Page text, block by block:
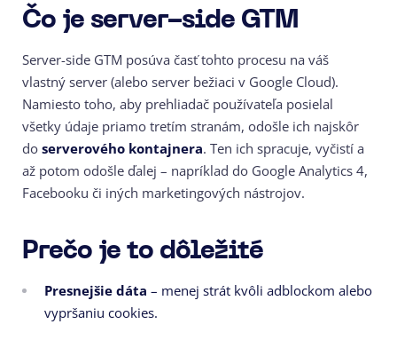
Čo je server-side GTM
Server-side GTM posúva časť tohto procesu na váš
vlastný server (alebo server bežiaci v Google Cloud).
Namiesto toho, aby prehliadač používateľa posielal
všetky údaje priamo tretím stranám, odošle ich najskôr
do serverového kontajnera. Ten ich spracuje, vyčistí a
až potom odošle ďalej – napríklad do Google Analytics 4,
Facebooku či iných marketingových nástrojov.
Prečo je to dôležité
Presnejšie dáta – menej strát kvôli adblockom alebo
vypršaniu cookies.